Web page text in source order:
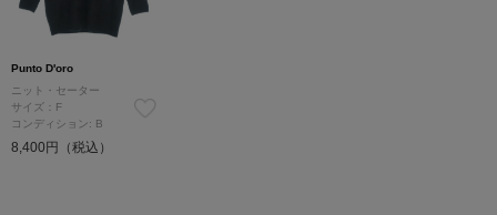
Punto D'oro
ニット・セーター
サイズ：F
コンディション: B
8,400円（税込）